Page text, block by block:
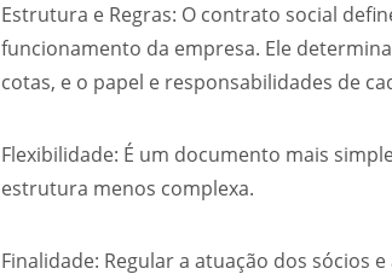
Estrutura e Regras: O contrato social
funcionamento da empresa. Ele
cotas, e o papel e responsabilidades de
Flexibilidade: É um documento mais
estrutura menos complexa.
Finalidade: Regular a atuação dos sócios